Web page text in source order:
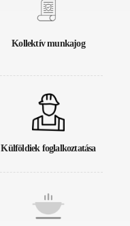
Kollektív munkajog
Külföldiek foglalkoztatása